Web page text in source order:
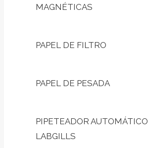
MAGNÉTICAS
PAPEL DE FILTRO
PAPEL DE PESADA
PIPETEADOR AUTOMÁTICO
LABGILLS